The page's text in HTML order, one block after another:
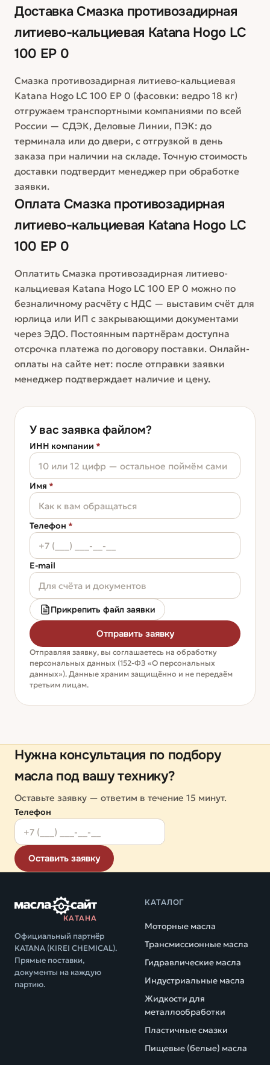
Доставка Смазка противозадирная
литиево-кальциевая Katana Hogo LC
100 EP 0
Смазка противозадирная литиево-кальциевая
Katana Hogo LC 100 EP 0 (фасовки: ведро 18 кг)
отгружаем транспортными компаниями по всей
России — СДЭК, Деловые Линии, ПЭК: до
терминала или до двери, с отгрузкой в день
заказа при наличии на складе. Точную стоимость
доставки подтвердит менеджер при обработке
заявки.
Оплата Смазка противозадирная
литиево-кальциевая Katana Hogo LC
100 EP 0
Оплатить Смазка противозадирная литиево-
кальциевая Katana Hogo LC 100 EP 0 можно по
безналичному расчёту с НДС — выставим счёт для
юрлица или ИП с закрывающими документами
через ЭДО. Постоянным партнёрам доступна
отсрочка платежа по договору поставки. Онлайн-
оплаты на сайте нет: после отправки заявки
менеджер подтверждает наличие и цену.
У вас заявка файлом?
ИНН компании *
Имя *
Телефон *
E-mail
Прикрепить файл заявки
Отправить заявку
Отправляя заявку, вы соглашаетесь на обработку
персональных данных (152-ФЗ «О персональных
данных»). Данные храним защищённо и не передаём
третьим лицам.
Нужна консультация по подбору
масла под вашу технику?
Оставьте заявку — ответим в течение 15 минут.
Телефон
Оставить заявку
КАТАНА
Официальный партнёр
KATANA (KIREI CHEMICAL).
Прямые поставки,
документы на каждую
партию.
КАТАЛОГ
Моторные масла
Трансмиссионные масла
Гидравлические масла
Индустриальные масла
Жидкости для
металлообработки
Пластичные смазки
Пищевые (белые) масла